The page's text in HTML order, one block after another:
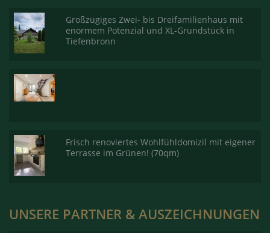
Großzügiges Zwei- bis Dreifamilienhaus mit
enormem Potenzial und XL-Grundstück in
Tiefenbronn
Frisch renoviertes Wohlfühldomizil mit eigener
Terrasse im Grünen! (70qm)
UNSERE PARTNER & AUSZEICHNUNGEN